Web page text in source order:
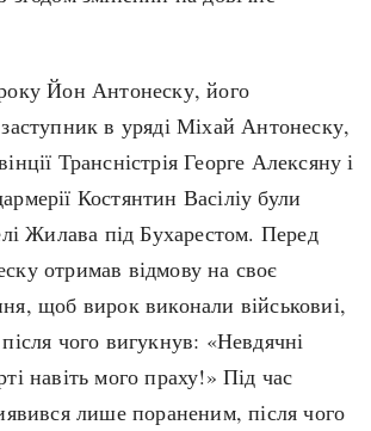
Йон Антонеску, його
в уряді Міхай Антонеску,
Трансністрія Георге Алексяну і
Костянтин Васіліу були
Жилава під Бухарестом. Перед
отримав відмову на своє
щоб вирок виконали військовиі,
чого вигукнув: «Невдячні
навіть мого праху!» Під час
лише пораненим, після чого